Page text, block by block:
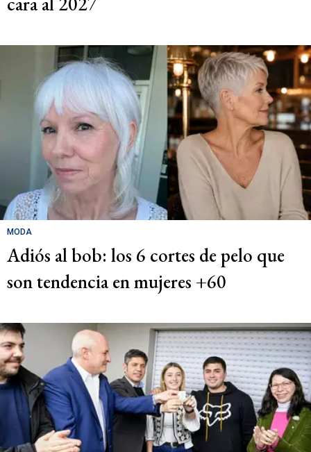
MODA
Adiós al bob: los 6 cortes de pelo que
son tendencia en mujeres +60